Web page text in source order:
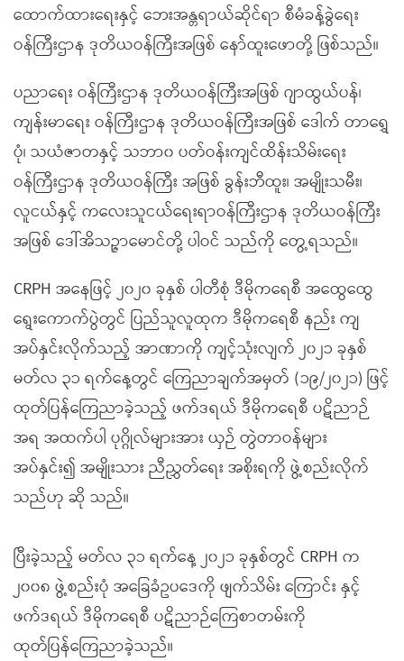
ထောက်ထားရေးနှင့် ဘေးအန္တရာယ်ဆိုင်ရာ စီမံခန့်ခွဲရေး
ဝန်ကြီးဌာန ဒုတိယဝန်ကြီးအဖြစ် နော်ထူးဖောတို့ ဖြစ်သည်။
ပညာရေး ဝန်ကြီးဌာန ဒုတိယဝန်ကြီးအဖြစ် ဂျာထွယ်ပန်၊
ကျန်းမာရေး ဝန်ကြီးဌာန ဒုတိယဝန်ကြီးအဖြစ် ဒေါက် တာရွှေ
ပုံ၊ သယံဇာတနှင့် သဘာ၀ ပတ်ဝန်းကျင်ထိန်းသိမ်းရေး
ဝန်ကြီးဌာန ဒုတိယဝန်ကြီး အဖြစ် ခွန်းဘီထူး၊ အမျိုးသမီး၊
လူငယ်နှင့် ကလေးသူငယ်ရေးရာဝန်ကြီးဌာန ဒုတိယဝန်ကြီး
အဖြစ် ဒေါ်အိသဉ္ဇာမောင်တို့ ပါဝင် သည်ကို တွေ့ရသည်။
CRPH အနေဖြင့် ၂၀၂၀ ခုနှစ် ပါတီစုံ ဒီမိုကရေစီ အထွေထွေ
ရွေးကောက်ပွဲတွင် ပြည်သူလူထုက ဒီမိုကရေစီ နည်း ကျ
အပ်နှင်းလိုက်သည့် အာဏာကို ကျင့်သုံးလျက် ၂၀၂၁ ခုနှစ်
မတ်လ ၃၁ ရက်နေ့တွင် ကြေညာချက်အမှတ် (၁၉/၂၀၂၁) ဖြင့်
ထုတ်ပြန်ကြေညာခဲ့သည့် ဖက်ဒရယ် ဒီမိုကရေစီ ပဋိညာဉ်
အရ အထက်ပါ ပုဂ္ဂိုလ်များအား ယှဉ် တွဲတာဝန်များ
အပ်နှင်း၍ အမျိုးသား ညီညွှတ်ရေး အစိုးရကို ဖွဲ့စည်းလိုက်
သည်ဟု ဆို သည်။
ပြီးခဲ့သည့် မတ်လ ၃၁ ရက်နေ့ ၂၀၂၁ ခုနှစ်တွင် CRPH က
၂၀၀၈ ဖွဲ့စည်းပုံ အခြေခံဥပဒေကို ဖျက်သိမ်း ကြောင်း နှင့်
ဖက်ဒရယ် ဒီမိုကရေစီ ပဋိညာဉ်ကြေစာတမ်းကို
ထုတ်ပြန်ကြေညာခဲ့သည်။